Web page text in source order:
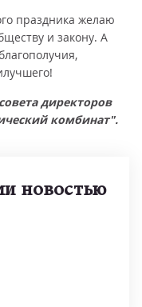
праздника желаю
и закону. А
директоров
комбинат".
новостью